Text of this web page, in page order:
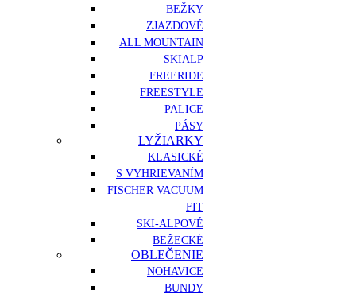
BEŽKY
ZJAZDOVÉ
ALL MOUNTAIN
SKIALP
FREERIDE
FREESTYLE
PALICE
PÁSY
LYŽIARKY
KLASICKÉ
S VYHRIEVANÍM
FISCHER VACUUM
FIT
SKI-ALPOVÉ
BEŽECKÉ
OBLEČENIE
NOHAVICE
BUNDY